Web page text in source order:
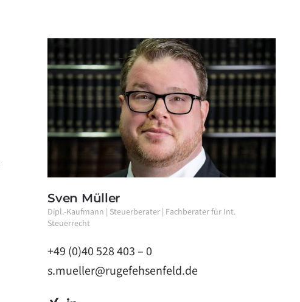
Sven Müller
Dipl.-Kaufmann | Steuerberater | Fachberater für Int.
Steuerrecht
+49 (0)40 528 403 – 0
s.mueller@rugefehsenfeld.de